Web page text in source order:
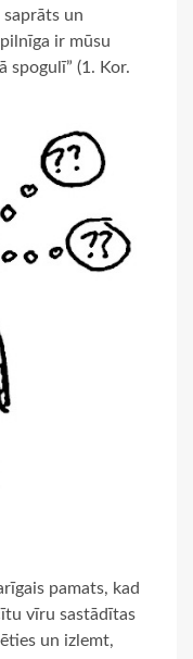
saprāts un
ir mūsu
spogulī” (1. Kor.
pamats, kad
vīru sastādītas
un izlemt,